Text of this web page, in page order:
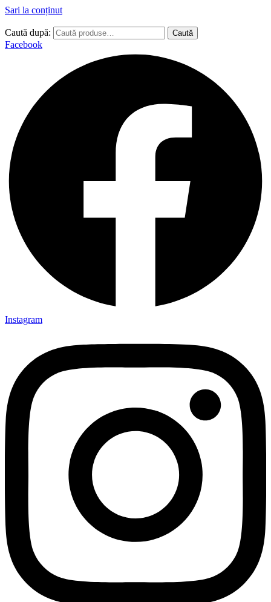
Sari la conținut
Caută după: Caută
Facebook
Instagram